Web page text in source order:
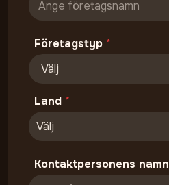
Företagstyp *
Land *
Välj
Kontaktpersonens namn